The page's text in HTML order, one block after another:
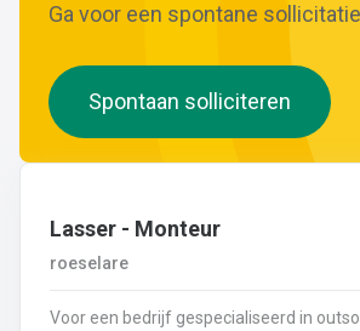
Ga voor een spontane
Spontaan solliciteren
Lasser - Monteur
roeselare
Voor een bedrijf gespecialiseerd in